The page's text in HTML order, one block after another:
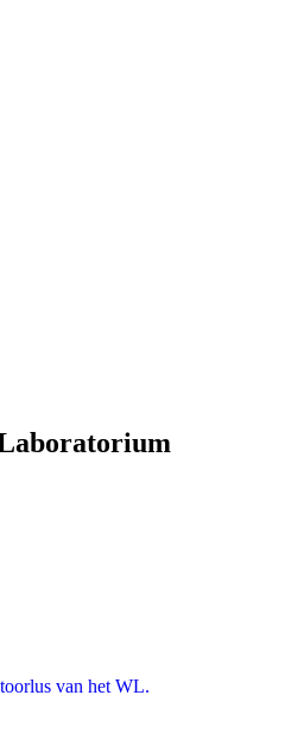
van het WL.